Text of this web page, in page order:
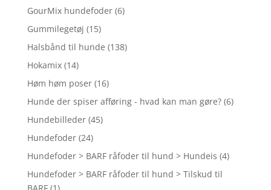
GourMix hundefoder (6)
Gummilegetøj (15)
Halsbånd til hunde (138)
Hokamix (14)
Høm høm poser (16)
Hunde der spiser afføring - hvad kan man gøre? (6)
Hundebilleder (45)
Hundefoder (24)
Hundefoder > BARF råfoder til hund > Hundeis (4)
Hundefoder > BARF råfoder til hund > Tilskud til